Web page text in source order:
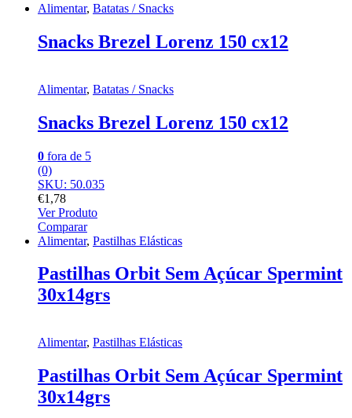
Alimentar, Batatas / Snacks
Snacks Brezel Lorenz 150 cx12
Alimentar, Batatas / Snacks
Snacks Brezel Lorenz 150 cx12
0 fora de 5
(0)
SKU: 50.035
€1,78
Ver Produto
Comparar
Alimentar, Pastilhas Elásticas
Pastilhas Orbit Sem Açúcar Spermint
30x14grs
Alimentar, Pastilhas Elásticas
Pastilhas Orbit Sem Açúcar Spermint
30x14grs